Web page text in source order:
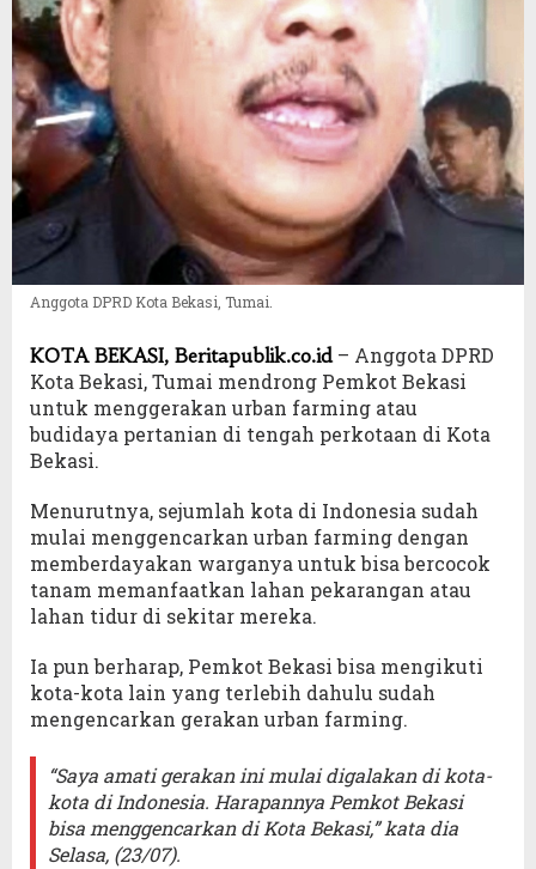
Anggota DPRD Kota Bekasi, Tumai.
KOTA BEKASI, Beritapublik.co.id– Anggota DPRD
Kota Bekasi, Tumai mendrong Pemkot Bekasi
untuk menggerakan urban farming atau
budidaya pertanian di tengah perkotaan di Kota
Bekasi.
Menurutnya, sejumlah kota di Indonesia sudah
mulai menggencarkan urban farming dengan
memberdayakan warganya untuk bisa bercocok
tanam memanfaatkan lahan pekarangan atau
lahan tidur di sekitar mereka.
Ia pun berharap, Pemkot Bekasi bisa mengikuti
kota-kota lain yang terlebih dahulu sudah
mengencarkan gerakan urban farming.
“Saya amati gerakan ini mulai digalakan di kota-
kota di Indonesia. Harapannya Pemkot Bekasi
bisa menggencarkan di Kota Bekasi,” kata dia
Selasa, (23/07).